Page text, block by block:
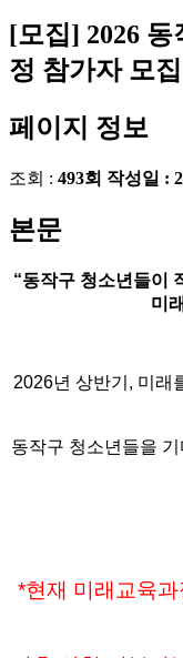
[모집] 2026
정 참가자 모집
페이지 정보
조회 : 493회 작성일 :
본문
“동작구 청소년들이
미
2026년 상반기 , 미래
동작구 청소년들을
*현재 미래교육